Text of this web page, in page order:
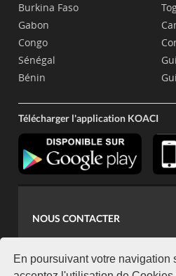
En poursuivant votre navigation
Burkina Faso
Gabon
Congo
Sénégal
Bénin
Télécharger l'application KOACI
NOUS CONTACTER
koaci@yahoo.fr